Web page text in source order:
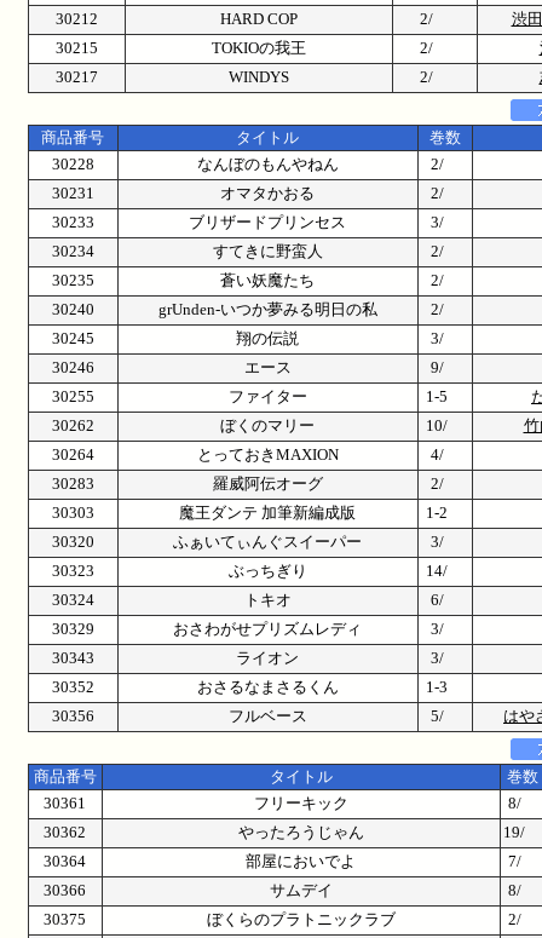
30212
HARD COP 2/
渋
30215
TOKIOの我王 2/
30217
WINDYS 2/
商品番号 タイトル
巻数
30228
なんぼのもんやねん
2/
30231
オマタかおる
2/
30233
ブリザードプリンセス
3/
30234
すてきに野蛮人
2/
30235
蒼い妖魔たち
2/
30240
grUnden-いつか夢みる明日の私
2/
30245
翔の伝説
3/
30246
エース
9/
30255
ファイター 1-5
30262
ぼくのマリー 10/
30264
とっておきMAXION
4/
30283
羅威阿伝オーグ
2/
30303
魔王ダンテ 加筆新編成版
1-2
30320
ふぁいてぃんぐスイーパー
3/
30323
ぶっちぎり
14/
30324
トキオ
6/
30329
おさわがせプリズムレディ
3/
30343
ライオン
3/
30352
おさるなまさるくん
1-3
30356
フルベース 5/ はや
商品番号 タイトル
巻数
30361
フリーキック
8/
30362
やったろうじゃん
19/
30364
部屋においでよ
7/
30366
サムデイ
8/
30375
ぼくらのプラトニックラブ
2/